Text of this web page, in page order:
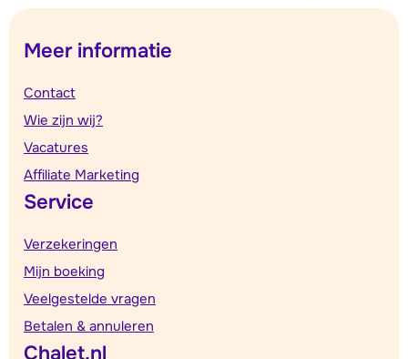
Meer informatie
Contact
Wie zijn wij?
Vacatures
Affiliate Marketing
Service
Verzekeringen
Mijn boeking
Veelgestelde vragen
Betalen & annuleren
Chalet.nl